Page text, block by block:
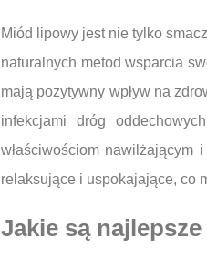
Miód lipowy jest nie tylko
naturalnych metod wsparcia
mają pozytywny wpływ na
infekcjami dróg
właściwościom nawilżającym
relaksujące i uspokajające, co
Jakie są